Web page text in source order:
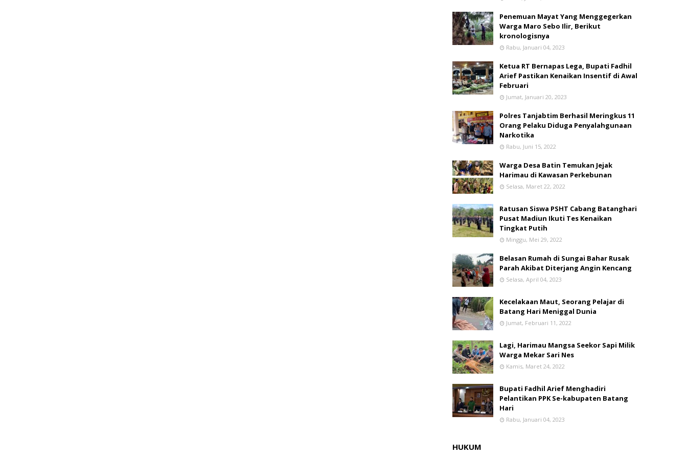
Penemuan Mayat Yang Menggegerkan
Warga Maro Sebo Ilir, Berikut
kronologisnya
Rabu, Januari 04, 2023
Ketua RT Bernapas Lega, Bupati Fadhil
Arief Pastikan Kenaikan Insentif di Awal
Februari
Jumat, Januari 20, 2023
Polres Tanjabtim Berhasil Meringkus 11
Orang Pelaku Diduga Penyalahgunaan
Narkotika
Rabu, Juni 15, 2022
Warga Desa Batin Temukan Jejak
Harimau di Kawasan Perkebunan
Selasa, Maret 22, 2022
Ratusan Siswa PSHT Cabang Batanghari
Pusat Madiun Ikuti Tes Kenaikan
Tingkat Putih
Minggu, Mei 29, 2022
Belasan Rumah di Sungai Bahar Rusak
Parah Akibat Diterjang Angin Kencang
Selasa, April 04, 2023
Kecelakaan Maut, Seorang Pelajar di
Batang Hari Meniggal Dunia
Jumat, Februari 11, 2022
Lagi, Harimau Mangsa Seekor Sapi Milik
Warga Mekar Sari Nes
Kamis, Maret 24, 2022
Bupati Fadhil Arief Menghadiri
Pelantikan PPK Se-kabupaten Batang
Hari
Rabu, Januari 04, 2023
HUKUM